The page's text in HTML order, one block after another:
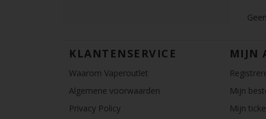
KLANTENSERVICE
Waarom Vaperoutlet
Algemene voorwaarden
Privacy Policy
MIJN
Mijn
Mijn